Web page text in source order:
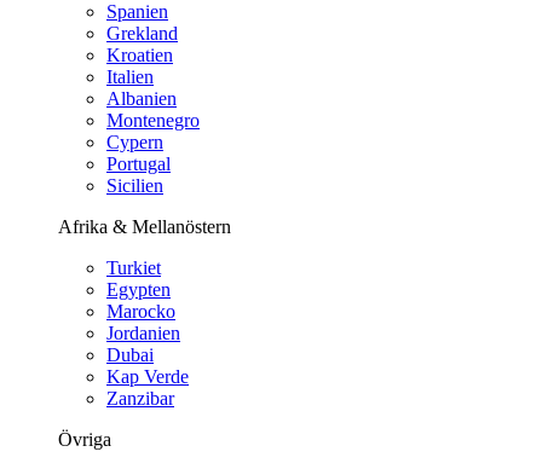
Spanien
Grekland
Kroatien
Italien
Albanien
Montenegro
Cypern
Portugal
Sicilien
Afrika & Mellanöstern
Turkiet
Egypten
Marocko
Jordanien
Dubai
Kap Verde
Zanzibar
Övriga